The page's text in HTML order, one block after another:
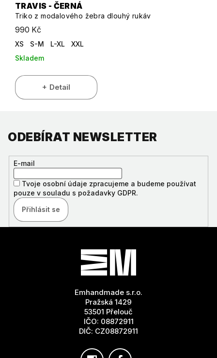
TRAVIS - ČERNÁ
Triko z modalového žebra dlouhý rukáv
990 Kč
XS S-M L-XL
XXL
Skladem
Detail
ODEBÍRAT NEWSLETTER
E-mail
Tvoje osobní údaje zpracujeme a budeme používat
pouze v souladu s požadavky GDPR.
Přihlásit se
Emhandmade s.r.o.
Pražská 1429
53501 Přelouč
IČO: 08872911
DIČ: CZ08872911